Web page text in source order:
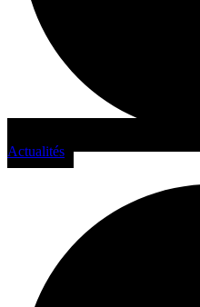
Actualités